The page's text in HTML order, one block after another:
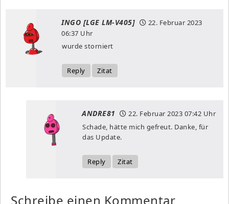
INGO [LGE LM-V405]
22. Februar 2023
06:37 Uhr
wurde storniert
Reply Zitat
ANDRE81 22. Februar 2023 07:42 Uhr
Schade, hätte mich gefreut. Danke, für
das Update.
Reply Zitat
Schreibe einen Kommentar